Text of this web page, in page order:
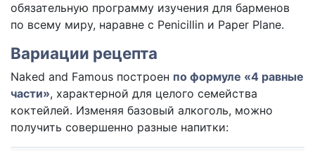
обязательную программу изучения для барменов
по всему миру, наравне с Penicillin и Paper Plane.
Вариации рецепта
Naked and Famous построен по формуле «4 равные
части», характерной для целого семейства
коктейлей. Изменяя базовый алкоголь, можно
получить совершенно разные напитки: